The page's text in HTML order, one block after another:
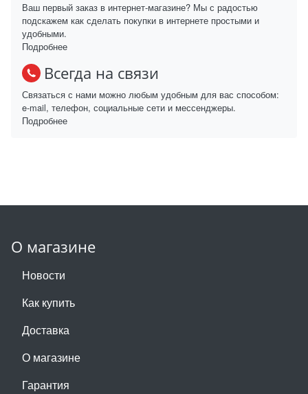
Ваш первый заказ в интернет-магазине? Мы с радостью
подскажем как сделать покупки в интернете простыми и
удобными.
Подробнее
Всегда на связи
Связаться с нами можно любым удобным для вас способом:
e-mail, телефон, социальные сети и мессенджеры.
Подробнее
О магазине
Новости
Как купить
Доставка
О магазине
Гарантия